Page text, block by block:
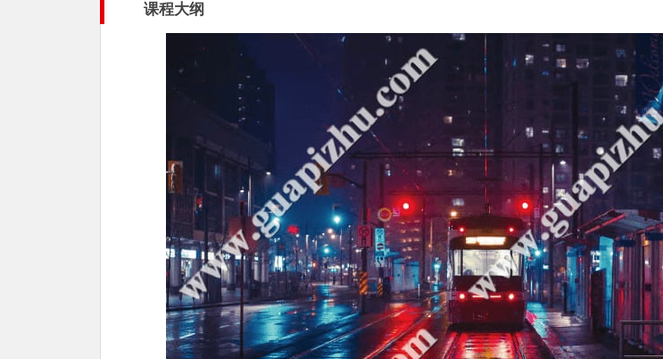
课程大纲